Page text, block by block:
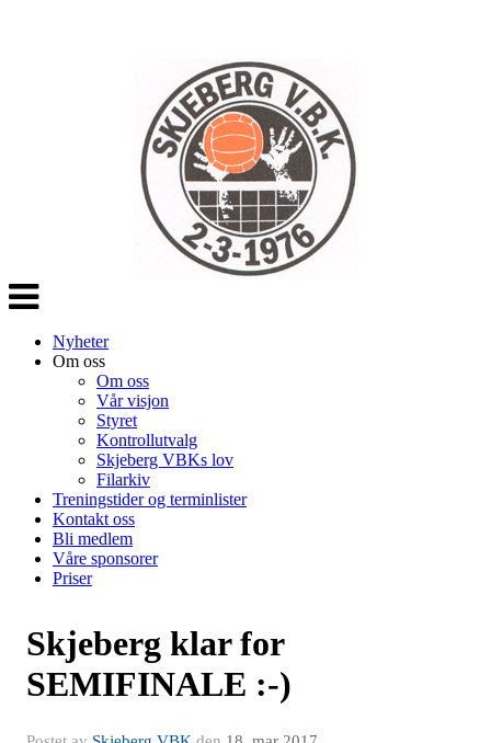
Veksle
navigasjon
Nyheter
Om oss
Om oss
Vår visjon
Styret
Kontrollutvalg
Skjeberg VBKs lov
Filarkiv
Treningstider og terminlister
Kontakt oss
Bli medlem
Våre sponsorer
Priser
Skjeberg klar for
SEMIFINALE :-)